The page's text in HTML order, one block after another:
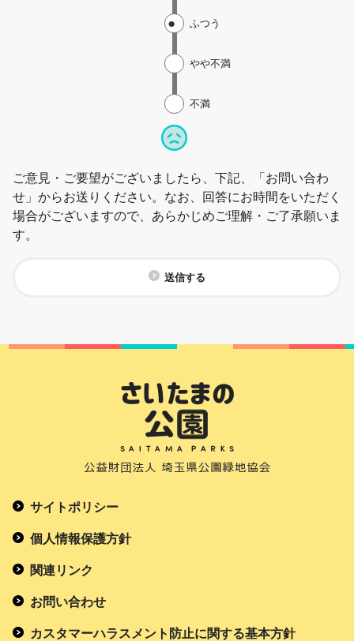
不満
やや不満
ふつう
ご意見・ご要望がございましたら、下記、「お問い合わ
せ」からお送りください。なお、回答にお時間をいただく
場合がございますので、あらかじめご理解・ご了承願いま
す。
送信する
サイトポリシー
個人情報保護方針
関連リンク
お問い合わせ
カスタマーハラスメント防止に関する基本方針